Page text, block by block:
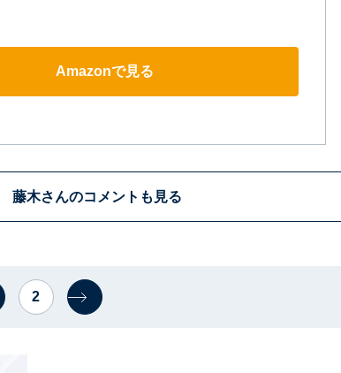
Amazonで見る
藤木さんのコメントも見る
2